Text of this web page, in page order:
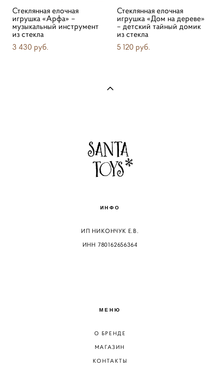
Стеклянная елочная
игрушка «Арфа» –
музыкальный инструмент
из стекла
3 430 pуб.
Стеклянная елочная
игрушка «Дом на дереве»
– детский тайный домик
из стекла
5 120 pуб.
ИНФО
ИП НИКОНЧУК Е.В.
ИНН 780162656364
МЕНЮ
О БРЕНДЕ
МАГАЗИН
КОНТАКТЫ